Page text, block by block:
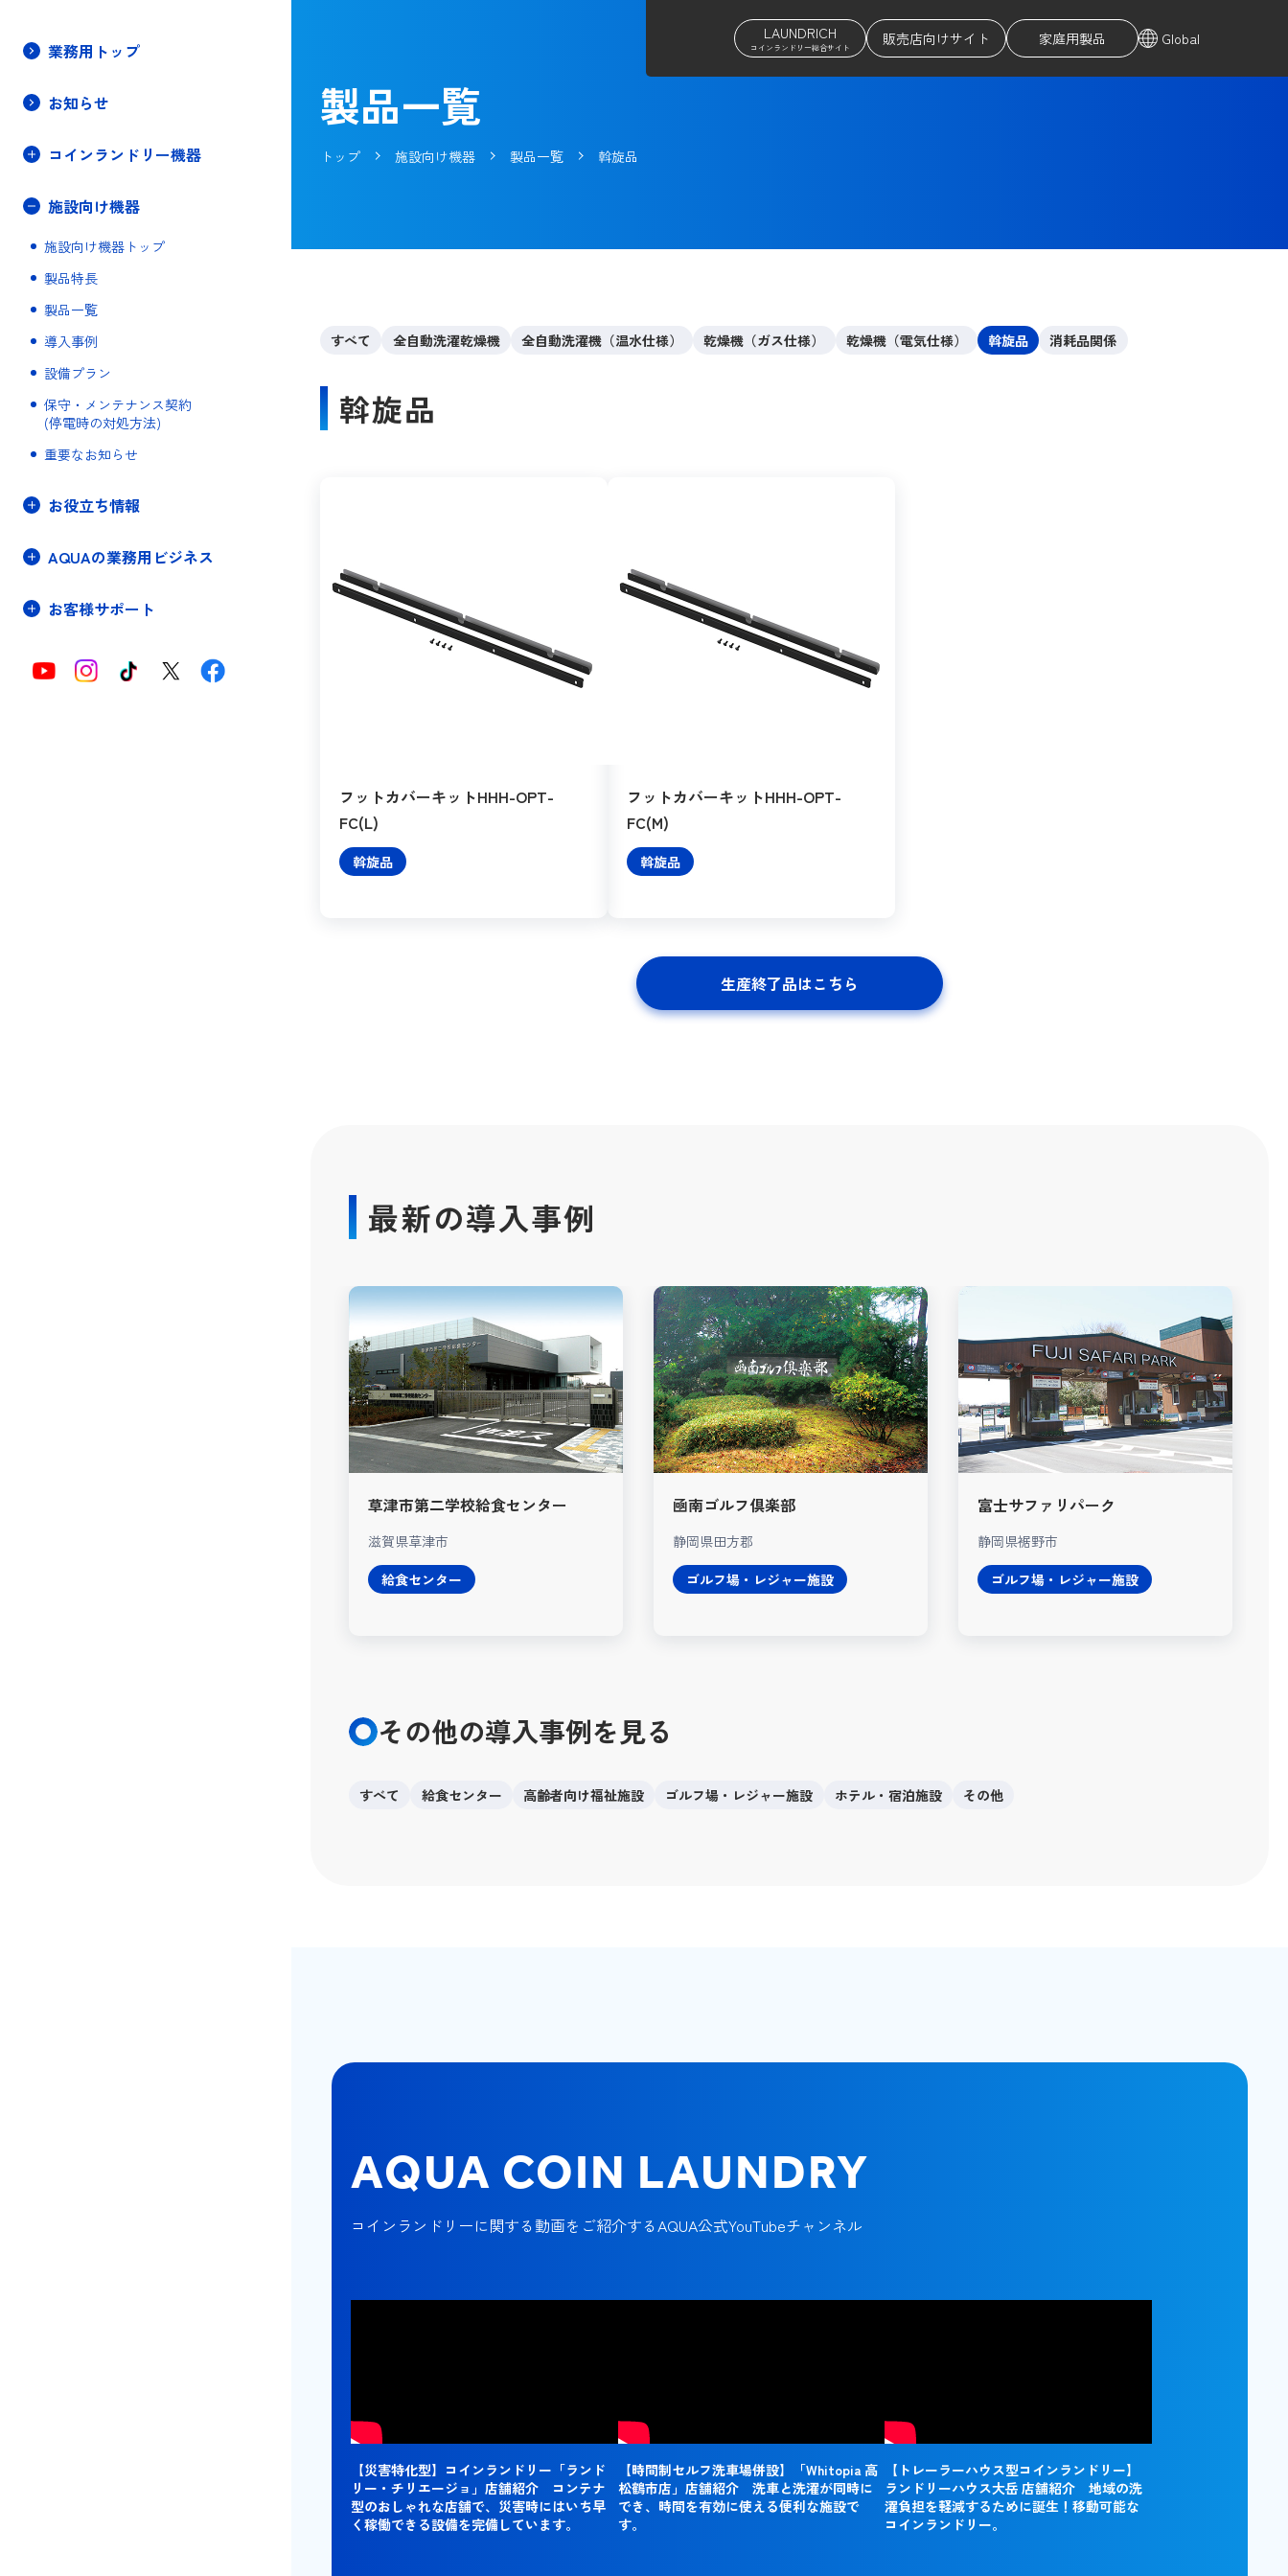
コインランドリー・施設向け機器
LAUNDRICH
コインランドリー総合サイト 販売店向けサイト 家庭用製品 Global
業務用トップ
お知らせ
コインランドリー機器
施設向け機器
施設向け機器トップ
製品特長
製品一覧
導入事例
設備プラン
保守・メンテナンス契約
(停電時の対処方法)
重要なお知らせ
お役立ち情報
AQUAの業務用ビジネス
お客様サポート
製品一覧
トップ 施設向け機器 製品一覧 斡旋品
すべて 全自動洗濯乾燥機 全自動洗濯機（温水仕様） 乾燥機（ガス仕様） 乾燥機（電気仕様） 斡旋品 消耗品関係
斡旋品
フットカバーキットHHH-OPT-
FC(L)
斡旋品
フットカバーキットHHH-OPT-
FC(M)
斡旋品
生産終了品はこちら
最新の導入事例
草津市第二学校給食センター
滋賀県草津市
給食センター
凾南ゴルフ倶楽部
静岡県田方郡
ゴルフ場・レジャー施設
富士サファリパーク
静岡県裾野市
ゴルフ場・レジャー施設
その他の導入事例を見る
すべて 給食センター 高齢者向け福祉施設 ゴルフ場・レジャー施設 ホテル・宿泊施設 その他
AQUA COIN LAUNDRY
コインランドリーに関する動画をご紹介するAQUA公式YouTubeチャンネル
【災害特化型】コインランドリー「ランド
リー・チリエージョ」店舗紹介 コンテナ
型のおしゃれな店舗で、災害時にはいち早
く稼働できる設備を完備しています。
【時間制セルフ洗車場併設】「Whitopia 高
松鶴市店」店舗紹介 洗車と洗濯が同時に
でき、時間を有効に使える便利な施設で
す。
【トレーラーハウス型コインランドリー】
ランドリーハウス大岳 店舗紹介 地域の洗
濯負担を軽減するために誕生！移動可能な
コインランドリー。